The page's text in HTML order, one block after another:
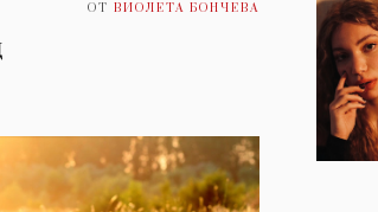
ОТ ВИОЛЕТА БОНЧЕВА